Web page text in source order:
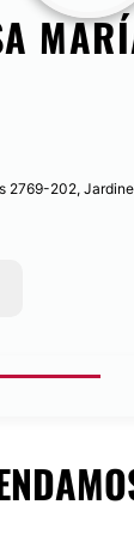
2769-202,